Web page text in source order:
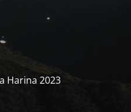
Harina 2023